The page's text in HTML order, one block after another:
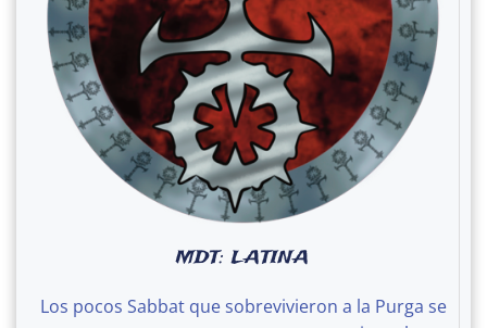
MDT: LATINA
Los pocos Sabbat que sobrevivieron a la Purga se